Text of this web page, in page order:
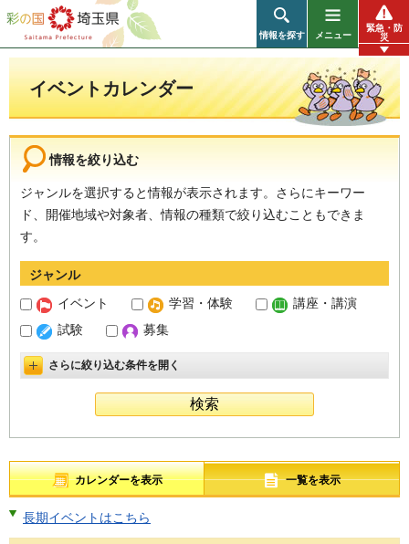
彩の国 埼玉県
情報を探す メニュー
緊急・防
災
イベントカレンダー
情報を絞り込む
ジャンルを選択すると情報が表示されます。さらにキーワー
ド、開催地域や対象者、情報の種類で絞り込むこともできま
す。
ジャンル
イベント
学習・体験
講座・講演
試験
募集
詳細設定を開く
さらに絞り込む条件を開く
カレンダーを表示 一覧を表示
長期イベントはこちら